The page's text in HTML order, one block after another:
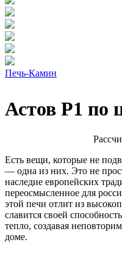
Астов Р1 по
Печь-Камин
Есть вещи, которые не
— одна из них. Это не
наследие европейских
переосмысленное для
этой печи отлит из
славится своей
тепло, создавая
доме.